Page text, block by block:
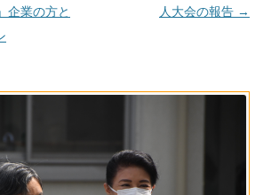
企業の方と
人大会の報告 →